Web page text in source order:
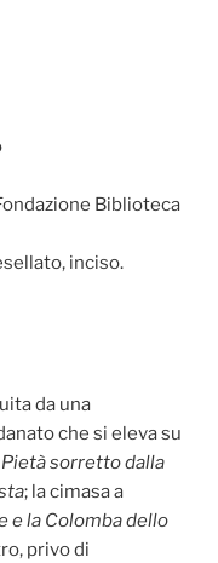
Biblioteca
inciso.
da una
che si eleva su
sorretto dalla
; la cimasa a
e la Colomba dello
privo di